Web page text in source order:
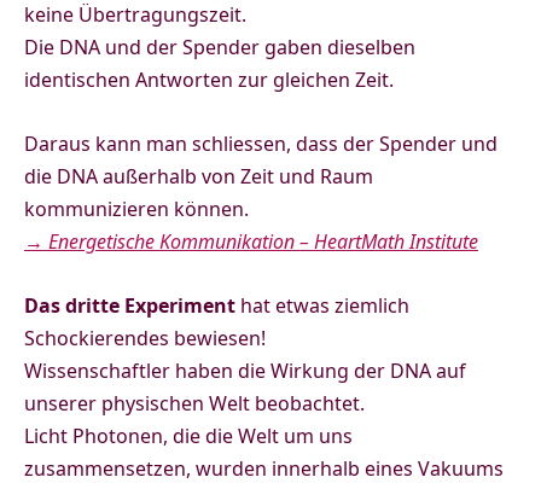
keine Übertragungszeit.
Die DNA und der Spender gaben dieselben
identischen Antworten zur gleichen Zeit.
Daraus kann man schliessen, dass der Spender und
die DNA außerhalb von Zeit und Raum
kommunizieren können.
→ Energetische Kommunikation – HeartMath Institute
Das dritte Experiment hat etwas ziemlich
Schockierendes bewiesen!
Wissenschaftler haben die Wirkung der DNA auf
unserer physischen Welt beobachtet.
Licht Photonen, die die Welt um uns
zusammensetzen, wurden innerhalb eines Vakuums